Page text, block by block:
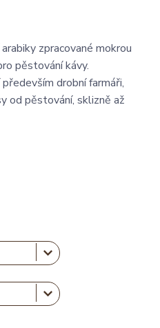
zpracované mokrou
pěstování kávy.
drobní farmáři,
od pěstování, sklizně až